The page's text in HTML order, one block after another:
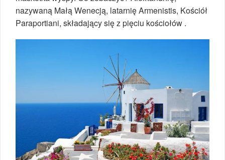
nazywaną Małą Wenecją, latarnię Armenistis, Kościół
Paraportiani, składający się z pięciu kościołów .